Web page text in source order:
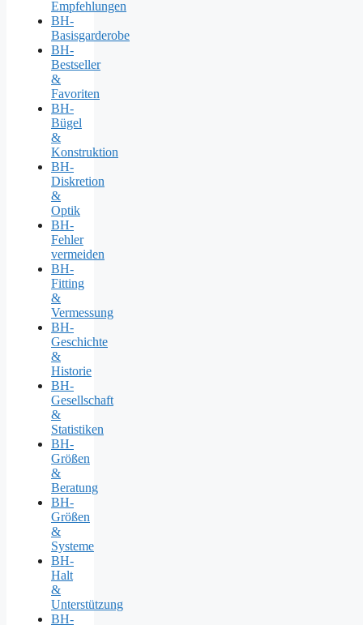
Empfehlungen
BH-
Basisgarderobe
BH-
Bestseller
&
Favoriten
BH-
Bügel
&
Konstruktion
BH-
Diskretion
&
Optik
BH-
Fehler
vermeiden
BH-
Fitting
&
Vermessung
BH-
Geschichte
&
Historie
BH-
Gesellschaft
&
Statistiken
BH-
Größen
&
Beratung
BH-
Größen
&
Systeme
BH-
Halt
&
Unterstützung
BH-